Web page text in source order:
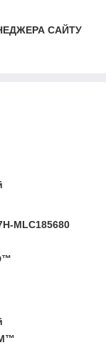
САЙТУ
MLC185680